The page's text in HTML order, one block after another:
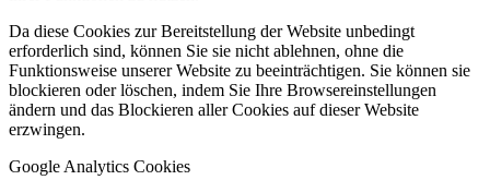
Da diese Cookies zur Bereitstellung der Website unbedingt
erforderlich sind, können Sie sie nicht ablehnen, ohne die
Funktionsweise unserer Website zu beeinträchtigen. Sie können sie
blockieren oder löschen, indem Sie Ihre Browsereinstellungen
ändern und das Blockieren aller Cookies auf dieser Website
erzwingen.
Google Analytics Cookies